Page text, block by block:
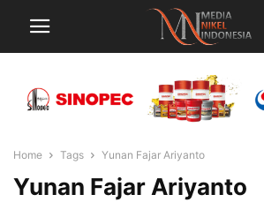
Home Tags Yunan Fajar Ariyanto
Yunan Fajar Ariyanto